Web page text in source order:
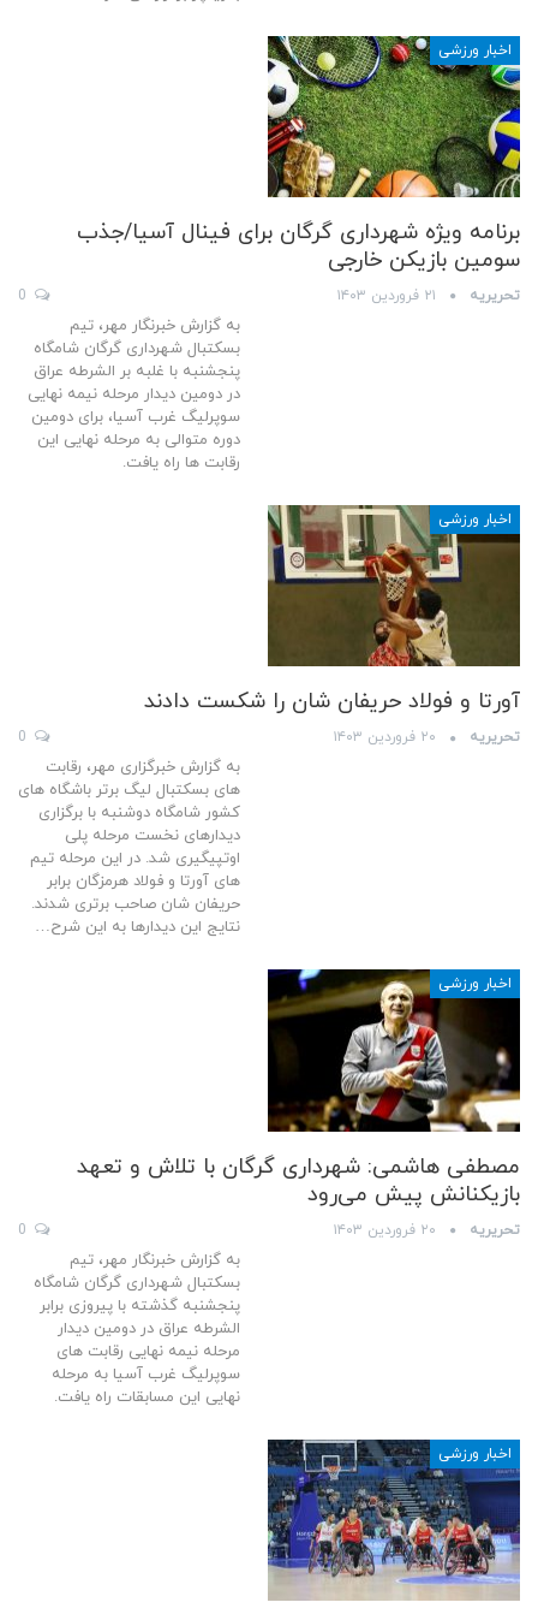
اخبار ورزشی
برنامه ویژه شهرداری گرگان برای فینال آسیا/جذب
سومین بازیکن خارجی
تحریریه ۲۱ فروردین ۱۴۰۳
به گزارش خبرنگار مهر، تیم
بسکتبال شهرداری گرگان شامگاه
پنجشنبه با غلبه بر الشرطه عراق
در دومین دیدار مرحله نیمه نهایی
سوپرلیگ غرب آسیا، برای دومین
دوره متوالی به مرحله نهایی این
رقابت ها راه یافت.
اخبار ورزشی
آورتا و فولاد حریفان شان را شکست دادند
تحریریه ۲۰ فروردین ۱۴۰۳
به گزارش خبرگزاری مهر، رقابت
های بسکتبال لیگ برتر باشگاه های
کشور شامگاه دوشنبه با برگزاری
دیدارهای نخست مرحله پلی
اوتپیگیری شد. در این مرحله تیم
های آورتا و فولاد هرمزگان برابر
حریفان شان صاحب برتری شدند.
نتایج این دیدارها به این شرح…
اخبار ورزشی
مصطفی هاشمی: شهرداری گرگان با تلاش و تعهد
بازیکنانش پیش می‌رود
تحریریه ۲۰ فروردین ۱۴۰۳
به گزارش خبرنگار مهر، تیم
بسکتبال شهرداری گرگان شامگاه
پنجشنبه گذشته با پیروزی برابر
الشرطه عراق در دومین دیدار
مرحله نیمه نهایی رقابت های
سوپرلیگ غرب آسیا به مرحله
نهایی این مسابقات راه یافت.
اخبار ورزشی